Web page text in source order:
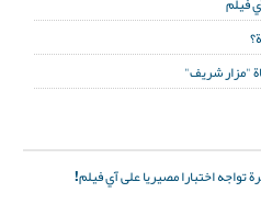
"مزار شريف"
اختبارا مصيريا على آي فيلم!